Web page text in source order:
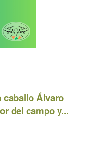
caballo Álvaro
del campo y...